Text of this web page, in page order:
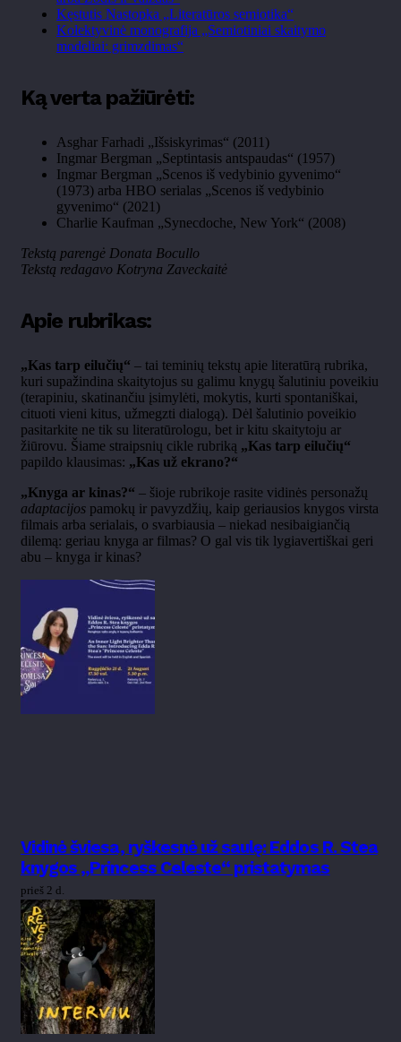
Kęstutis Nastopka „Literatūros semiotika“
Kolektyvinė monografija „Semiotiniai skaitymo
modeliai: grimzdimas“
Ką verta pažiūrėti:
Asghar Farhadi „Išsiskyrimas“ (2011)
Ingmar Bergman „Septintasis antspaudas“ (1957)
Ingmar Bergman „Scenos iš vedybinio gyvenimo“
(1973) arba HBO serialas „Scenos iš vedybinio
gyvenimo“ (2021)
Charlie Kaufman „Synecdoche, New York“ (2008)
Tekstą parengė Donata Bocullo
Tekstą redagavo Kotryna Zaveckaitė
Apie rubrikas:
„Kas tarp eilučių“ – tai teminių tekstų apie literatūrą rubrika,
kuri supažindina skaitytojus su galimu knygų šalutiniu poveikiu
(terapiniu, skatinančiu įsimylėti, mokytis, kurti spontaniškai,
cituoti vieni kitus, užmegzti dialogą). Dėl šalutinio poveikio
pasitarkite ne tik su literatūrologu, bet ir kitu skaitytoju ar
žiūrovu. Šiame straipsnių cikle rubriką „Kas tarp eilučių“
papildo klausimas: „Kas už ekrano?“
„Knyga ar kinas?“ – šioje rubrikoje rasite vidinės personažų
adaptacijos pamokų ir pavyzdžių, kaip geriausios knygos virsta
filmais arba serialais, o svarbiausia – niekad nesibaigiančią
dilemą: geriau knyga ar filmas? O gal vis tik lygiavertiškai geri
abu – knyga ir kinas?
Vidinė šviesa, ryškesnė už saulę: Eddos R. Stea
knygos „Princess Celeste“ pristatymas
prieš 2 d.